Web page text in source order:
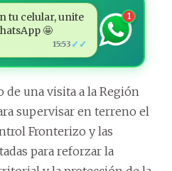
tu celular, unite
🤩
15:53 ✓✓
1
una visita a la Región
supervisar en terreno el
Fronterizo y las
para reforzar la